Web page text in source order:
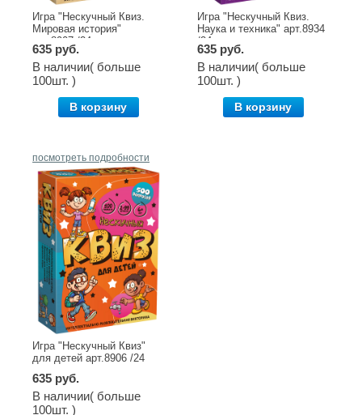
Игра "Нескучный Квиз.
Мировая история"
арт.8907 /24
635 руб.
В наличии( больше
100шт. )
В корзину
Игра "Нескучный Квиз.
Наука и техника" арт.8934
/24
635 руб.
В наличии( больше
100шт. )
В корзину
посмотреть подробности
Игра "Нескучный Квиз"
для детей арт.8906 /24
635 руб.
В наличии( больше
100шт. )